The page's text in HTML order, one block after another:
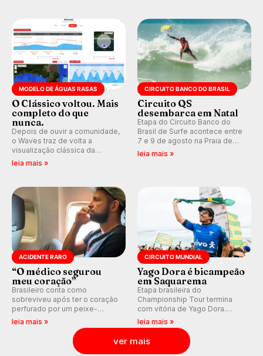
Kelly Slater convidado.
MODELO DE ÁGUAS RASAS
O Clássico voltou. Mais
completo do que
nunca.
Depois de ouvir a comunidade,
o Waves traz de volta a
visualização clássica da
previsão de águas rasas,
ondas para até 16 dias.
leia mais »
CIRCUITO BANCO DO BRASIL
Circuito QS
desembarca em Natal
Etapa do Circuito Banco do
Brasil de Surfe acontece entre
7 e 9 de agosto na Praia de
Miami (RN), em disputas
leia mais »
ACIDENTE RARO
“O médico segurou
meu coração”
Brasileiro conta como
sobreviveu após ter o coração
perfurado por um peixe-
agulha enquanto surfava na
leia mais »
CIRCUITO MUNDIAL
Yago Dora é bicampeão
em Saquarema
Etapa brasileira do
Championship Tour termina
com vitória de Yago Dora.
Sawyer Lindblad vence entre
as mulheres e Leonardo
Fioravanti assume liderança do
ranking mundial da WSL, na
leia mais »
ver mais